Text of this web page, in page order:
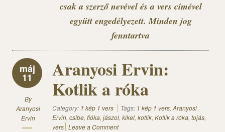
csak a szerző nevével és a vers címével
együtt engedélyezett. Minden jog
fenntartva
máj
11
By
Aranyosi
Ervin
Aranyosi Ervin:
Kotlik a róka
Category: 1 kép 1 vers Tags: 1 kép 1 vers,Aranyosi
Ervin, csibe, fióka, jászol, kikel, kotlik, Kotlik a róka, tojás,
vers Leave a Comment